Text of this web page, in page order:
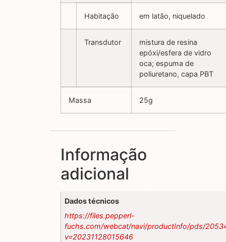
Habitação em latão, niquelado
Transdutor
mistura de resina
epóxi/esfera de vidro
oca; espuma de
poliuretano, capa PBT
Massa 25g
Informação
adicional
Dados técnicos
https://files.pepperl-
fuchs.com/webcat/navi/productInfo/pds/
v=20231128015646